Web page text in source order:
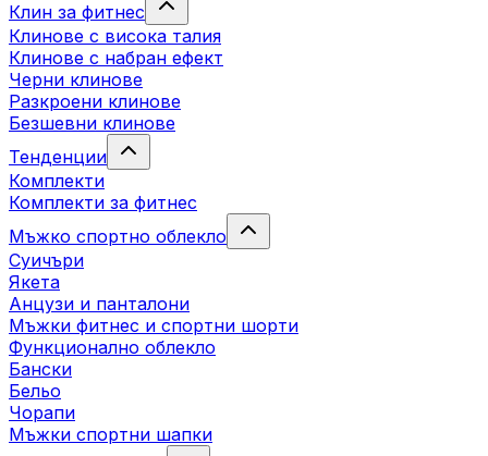
Клин за фитнес
Клинове с висока талия
Клинове с набран ефект
Черни клинове
Разкроени клинове
Безшевни клинове
Тенденции
Комплекти
Комплекти за фитнес
Мъжко спортно облекло
Суичъри
Якета
Aнцузи и панталони
Mъжки фитнес и спортни шорти
Функционално облекло
Бански
Бельо
Чорапи
Mъжки спортни шапки